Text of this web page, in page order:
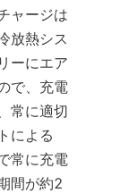
ャージは
放熱シス
ーにエア
で、充電
常に適切
による
常に充電
間が約2